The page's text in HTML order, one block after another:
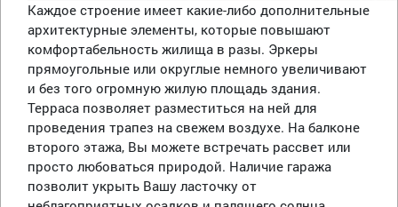
Каждое строение имеет какие-либо дополнительные
архитектурные элементы, которые повышают
комфортабельность жилища в разы. Эркеры
прямоугольные или округлые немного увеличивают
и без того огромную жилую площадь здания.
Терраса позволяет разместиться на ней для
проведения трапез на свежем воздухе. На балконе
второго этажа, Вы можете встречать рассвет или
просто любоваться природой. Наличие гаража
позволит укрыть Вашу ласточку от